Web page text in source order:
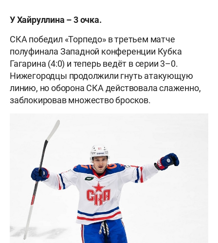
У Хайруллина – 3 очка.
СКА победил «Торпедо» в третьем матче
полуфинала Западной конференции Кубка
Гагарина (4:0) и теперь ведёт в серии 3–0.
Нижегородцы продолжили гнуть атакующую
линию, но оборона СКА действовала слаженно,
заблокировав множество бросков.